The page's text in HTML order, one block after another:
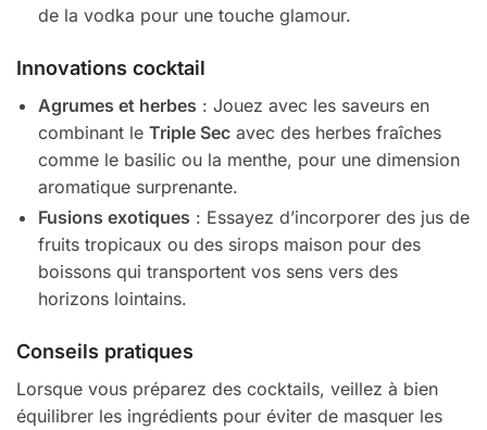
de la vodka pour une touche glamour.
Innovations cocktail
Agrumes et herbes : Jouez avec les saveurs en
combinant le Triple Sec avec des herbes fraîches
comme le basilic ou la menthe, pour une dimension
aromatique surprenante.
Fusions exotiques : Essayez d’incorporer des jus de
fruits tropicaux ou des sirops maison pour des
boissons qui transportent vos sens vers des
horizons lointains.
Conseils pratiques
Lorsque vous préparez des cocktails, veillez à bien
équilibrer les ingrédients pour éviter de masquer les